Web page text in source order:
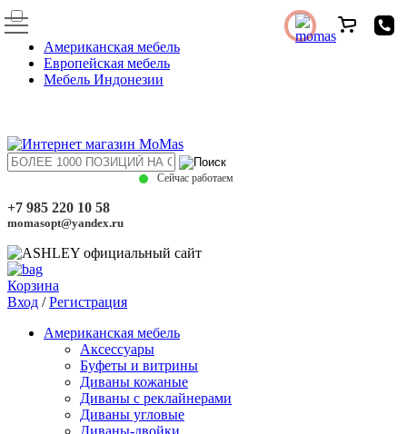
Американская мебель
Европейская мебель
Мебель Индонезии
Сейчас работаем
+7 985 220 10 58
momasopt@yandex.ru
Корзина
Вход /Регистрация
Американская мебель
Аксессуары
Буфеты и витрины
Диваны кожаные
Диваны с реклайнерами
Диваны угловые
Диваны-двойки